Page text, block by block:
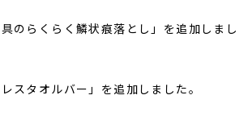
のらくらく鱗状痕落とし」を追加しまし
スタオルバー」を追加しました。